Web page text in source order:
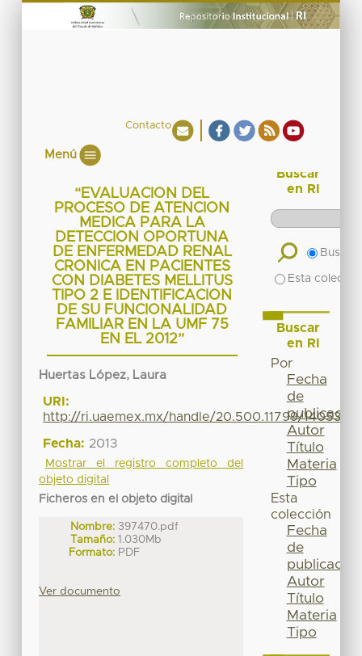
Contacto
Menú
“EVALUACION DEL
PROCESO DE ATENCION
MEDICA PARA LA
DETECCION OPORTUNA
DE ENFERMEDAD RENAL
CRONICA EN PACIENTES
CON DIABETES MELLITUS
TIPO 2 E IDENTIFICACION
DE SU FUNCIONALIDAD
FAMILIAR EN LA UMF 75
EN EL 2012”
Huertas López, Laura
URI:
http://ri.uaemex.mx/handle/20.500.11799/14053
Fecha: 2013
Mostrar el registro completo del
objeto digital
Ficheros en el objeto digital
Nombre: 397470.pdf
Tamaño: 1.030Mb
Formato: PDF
Ver documento
Buscar
en RI
Buscar
Esta
Buscar
en RI
Por
Fecha
de
publicación
Autor
Título
Materia
Tipo
Esta
colección
Fecha
de
publicación
Autor
Título
Materia
Tipo